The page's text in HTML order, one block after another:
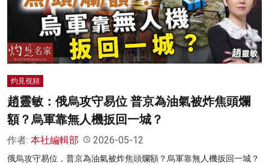
灼見視頻
趙靈敏：俄烏攻守易位 普京為油氣被炸焦頭爛
額？烏軍靠無人機扳回一城？
作者: 本社編輯部 2026-05-12
俄烏攻守易位，普京為油氣被炸焦頭爛額？烏軍靠無人機扳回一城？